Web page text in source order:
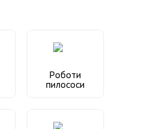
Роботи
пилососи